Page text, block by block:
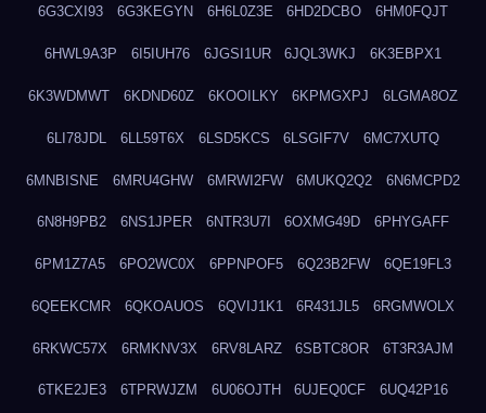
6G3CXI93 6G3KEGYN 6H6L0Z3E 6HD2DCBO 6HM0FQJT
6HWL9A3P 6I5IUH76 6JGSI1UR 6JQL3WKJ 6K3EBPX1
6K3WDMWT 6KDND60Z 6KOOILKY 6KPMGXPJ 6LGMA8OZ
6LI78JDL 6LL59T6X 6LSD5KCS 6LSGIF7V 6MC7XUTQ
6MNBISNE 6MRU4GHW 6MRWI2FW 6MUKQ2Q2 6N6MCPD2
6N8H9PB2 6NS1JPER 6NTR3U7I 6OXMG49D 6PHYGAFF
6PM1Z7A5 6PO2WC0X 6PPNPOF5 6Q23B2FW 6QE19FL3
6QEEKCMR 6QKOAUOS 6QVIJ1K1 6R431JL5 6RGMWOLX
6RKWC57X 6RMKNV3X 6RV8LARZ 6SBTC8OR 6T3R3AJM
6TKE2JE3 6TPRWJZM 6U06OJTH 6UJEQ0CF 6UQ42P16